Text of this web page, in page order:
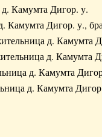
д. Камумта Дигор.
д. Камумта Дигор.
д.
д.
д. Камумта
д. Камумта